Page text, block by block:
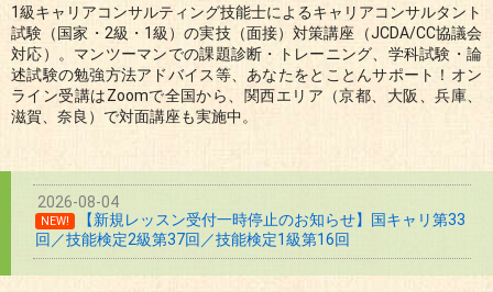
1級キャリアコンサルティング技能士によるキャリアコンサルタント
試験（国家・2級・1級）の実技（面接）対策講座（JCDA/CC協議会
対応）。マンツーマンでの課題診断・トレーニング、学科試験・論
述試験の勉強方法アドバイス等、あなたをとことんサポート！オン
ライン受講はZoomで全国から、関西エリア（京都、大阪、兵庫、
滋賀、奈良）で対面講座も実施中。
2026-08-04
NEW!
【新規レッスン受付一時停止のお知らせ】国キャリ第33
回／技能検定2級第37回／技能検定1級第16回